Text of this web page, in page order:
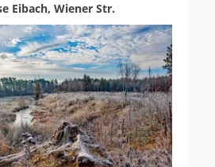
Eibach, Wiener Str.